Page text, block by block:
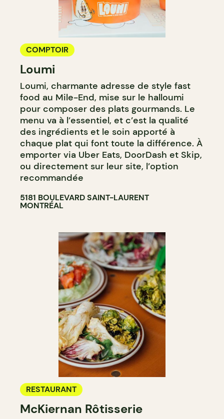
COMPTOIR
Loumi
Loumi, charmante adresse de style fast
food au Mile-End, mise sur le halloumi
pour composer des plats gourmands. Le
menu va à l’essentiel, et c’est la qualité
des ingrédients et le soin apporté à
chaque plat qui font toute la différence. À
emporter via Uber Eats, DoorDash et Skip,
ou directement sur leur site, l’option
recommandée
5181 BOULEVARD SAINT-LAURENT
MONTRÉAL
RESTAURANT
McKiernan Rôtisserie